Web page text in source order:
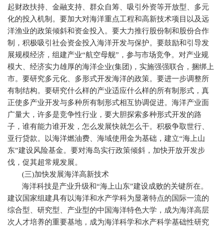
起财政扶持、金融支持、群众自筹、吸引外资等开放型、多元
化的投入机制。要加大对海洋重点工程和高新技术项目以及远
洋渔业的政策倾斜和资金投入。要大力推行股份制和股份合作
制，积极吸引社会资金投入海洋开发与保护。要鼓励和引导发
展规模经济，组建产业“航空母舰”，参与市场竞争。对产业规
模大、经济实力雄厚的海洋企业(集团) ，实施强强联合，捆绑上
市。要研究多元化、多形式开发海洋的政策。要进一步调整所
有制结构。要研究什么样的产业适应什么样的所有制形式，真
正使多产业开发与多种所有制形式相互协调促进。海洋产业面
广量大，许多是竞争性行业，要大胆探索多种形式开发的路
子，谁有能力谁开发，怎么发展快就怎么干。积极争取世行、
亚行贷款。以海洋燃油费、海域使用金为基础，建立“海上山
东”建设风险基金。要对海岛实行政策倾斜，加快开放开发步
伐，促其超常规发展。
(三)加快发展海洋高新技术
海洋科技是产业升级和“海上山东”建设成败的关键所在。
建议国家组建具有以海洋和水产学科为显著特点的国际一流的
综合型、研究型、产业型的中国海洋特色大学，成为海洋高层
次人才培养的重要基地，成为海洋科学和水产科学基础性研究